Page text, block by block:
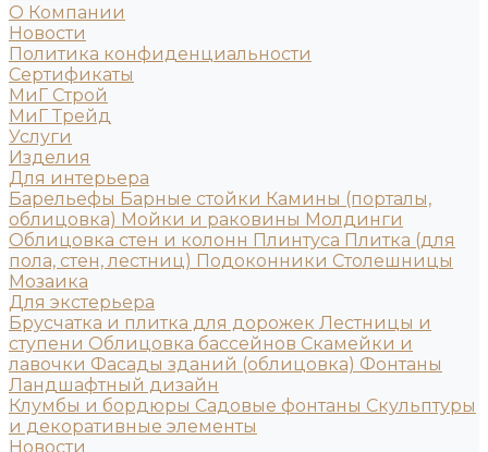
О Компании
Новости
Политика конфиденциальности
Сертификаты
МиГ Строй
МиГ Трейд
Услуги
Изделия
Для интерьера
Барельефы Барные стойки Камины (порталы,
облицовка) Мойки и раковины Молдинги
Облицовка стен и колонн Плинтуса Плитка (для
пола, стен, лестниц) Подоконники Столешницы
Мозаика
Для экстерьера
Брусчатка и плитка для дорожек Лестницы и
ступени Облицовка бассейнов Скамейки и
лавочки Фасады зданий (облицовка) Фонтаны
Ландшафтный дизайн
Клумбы и бордюры Садовые фонтаны Скульптуры
и декоративные элементы
Новости